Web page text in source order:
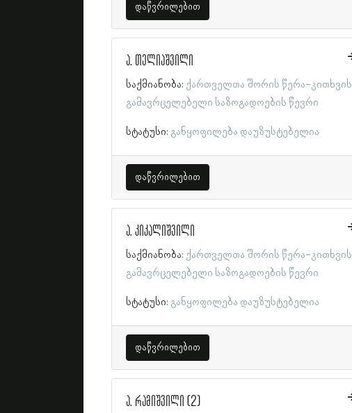
დაწვრილებით
ა. თელიაშვილი
საქმიანობა: ქართველთა შორის წერა-კითხვის
გამავრცელებელი საზოგადოების წევრი
სტატუსი: განყოფილება დაუზუსტებელია
დაწვრილებით
ა. კიკალიშვილი
საქმიანობა: ქართველთა შორის წერა-კითხვის
გამავრცელებელი საზოგადოების წევრი
სტატუსი: განყოფილება დაუზუსტებელია
დაწვრილებით
ა. რამიშვილი (2)